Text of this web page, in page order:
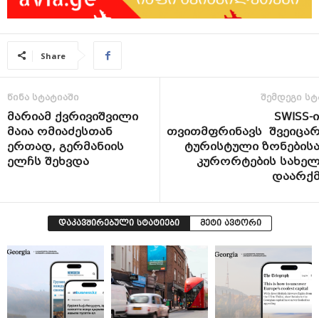
Share
წინა სტატიაში
მარიამ ქვრივიშვილი
მაია ომიაძესთან
ერთად, გერმანიის
ელჩს შეხვდა
შემდეგი
თვითმფრინავს
ტურისტული
კურორტების
დაკავშირებული სტატიები მეტი ავტორი